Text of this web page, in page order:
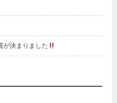
が決まりました